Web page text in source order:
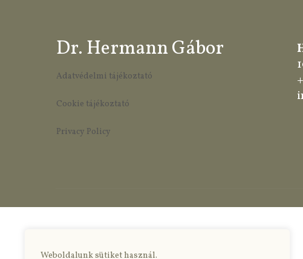
Weboldalunk sütiket használ.
Dr. Hermann Gábor
Adatvédelmi tájékoztató
Cookie tájékoztató
Privacy Policy